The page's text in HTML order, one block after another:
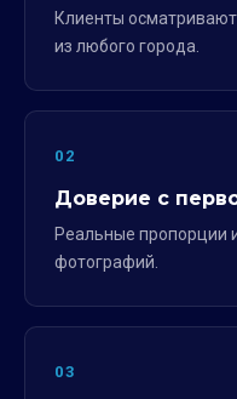
Клиенты
из любого города.
02
Доверие с
Реальные пропорции
фотографий.
03